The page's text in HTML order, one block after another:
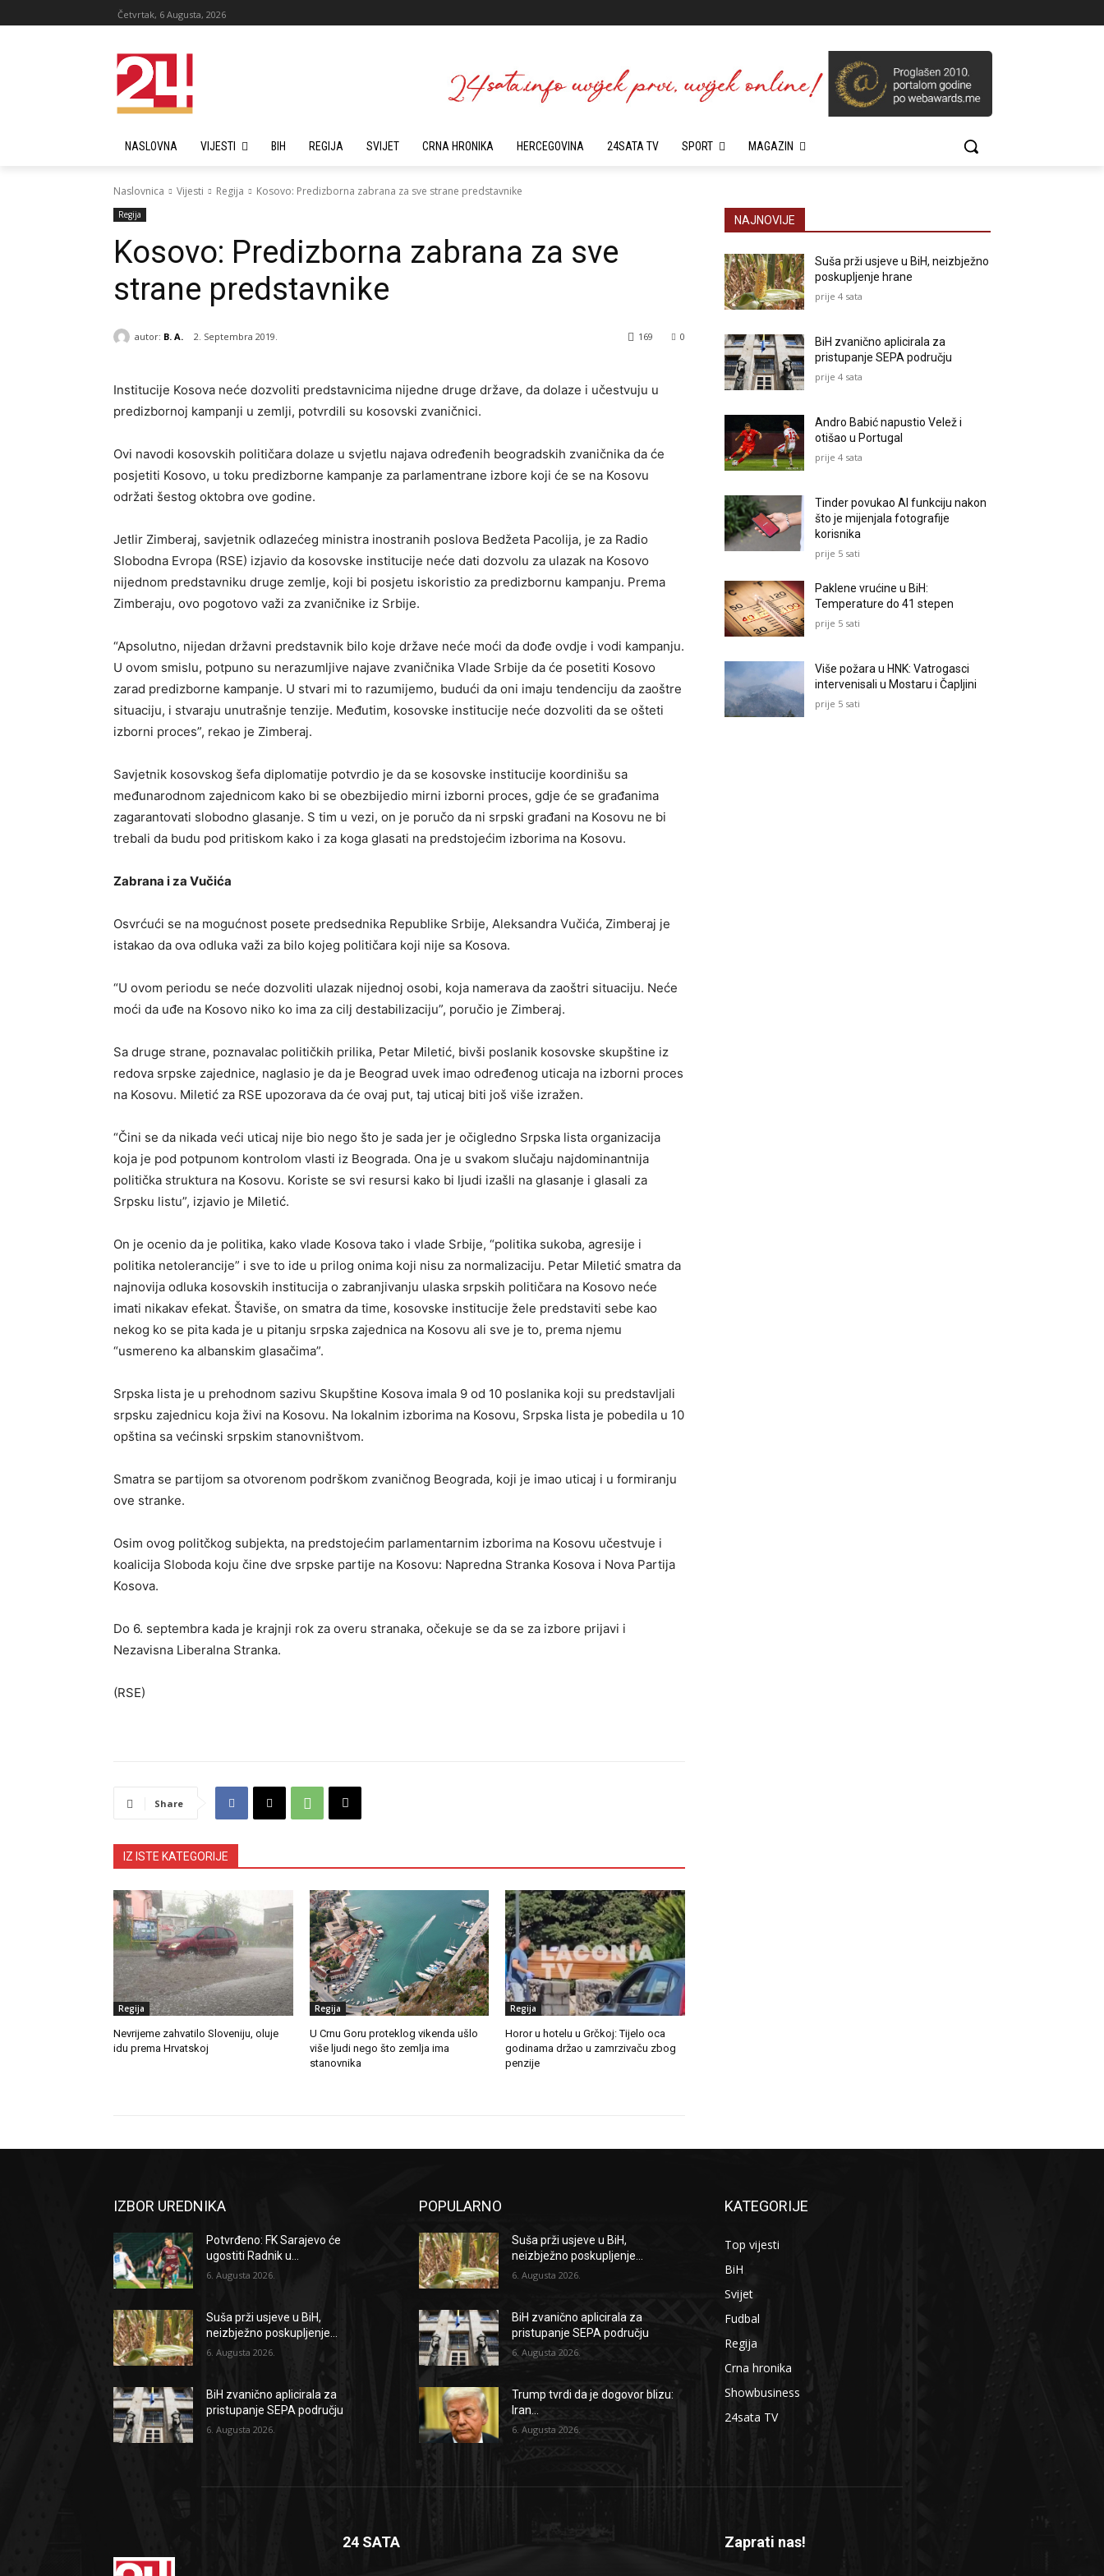
Četvrtak, 6 Augusta, 2026
NASLOVNA VIJESTI BIH REGIJA SVIJET CRNA HRONIKA HERCEGOVINA 24SATA TV SPORT MAGAZIN
Naslovnica Vijesti Regija Kosovo: Predizborna zabrana za sve strane predstavnike
Regija
Kosovo: Predizborna zabrana za sve
strane predstavnike
autor: B. A. 2. Septembra 2019. 0
169
Institucije Kosova neće dozvoliti predstavnicima nijedne druge države, da dolaze i učestvuju u
predizbornoj kampanji u zemlji, potvrdili su kosovski zvaničnici.
Ovi navodi kosovskih političara dolaze u svjetlu najava određenih beogradskih zvaničnika da će
posjetiti Kosovo, u toku predizborne kampanje za parlamentrane izbore koji će se na Kosovu
održati šestog oktobra ove godine.
Jetlir Zimberaj, savjetnik odlazećeg ministra inostranih poslova Bedžeta Pacolija, je za Radio
Slobodna Evropa (RSE) izjavio da kosovske institucije neće dati dozvolu za ulazak na Kosovo
nijednom predstavniku druge zemlje, koji bi posjetu iskoristio za predizbornu kampanju. Prema
Zimberaju, ovo pogotovo važi za zvaničnike iz Srbije.
“Apsolutno, nijedan državni predstavnik bilo koje države neće moći da dođe ovdje i vodi kampanju.
U ovom smislu, potpuno su nerazumljive najave zvaničnika Vlade Srbije da će posetiti Kosovo
zarad predizborne kampanje. U stvari mi to razumijemo, budući da oni imaju tendenciju da zaoštre
situaciju, i stvaraju unutrašnje tenzije. Međutim, kosovske institucije neće dozvoliti da se ošteti
izborni proces”, rekao je Zimberaj.
Savjetnik kosovskog šefa diplomatije potvrdio je da se kosovske institucije koordinišu sa
međunarodnom zajednicom kako bi se obezbijedio mirni izborni proces, gdje će se građanima
zagarantovati slobodno glasanje. S tim u vezi, on je poručo da ni srpski građani na Kosovu ne bi
trebali da budu pod pritiskom kako i za koga glasati na predstojećim izborima na Kosovu.
Zabrana i za Vučića
Osvrćući se na mogućnost posete predsednika Republike Srbije, Aleksandra Vučića, Zimberaj je
istakao da ova odluka važi za bilo kojeg političara koji nije sa Kosova.
“U ovom periodu se neće dozvoliti ulazak nijednoj osobi, koja namerava da zaoštri situaciju. Neće
moći da uđe na Kosovo niko ko ima za cilj destabilizaciju”, poručio je Zimberaj.
Sa druge strane, poznavalac političkih prilika, Petar Miletić, bivši poslanik kosovske skupštine iz
redova srpske zajednice, naglasio je da je Beograd uvek imao određenog uticaja na izborni proces
na Kosovu. Miletić za RSE upozorava da će ovaj put, taj uticaj biti još više izražen.
“Čini se da nikada veći uticaj nije bio nego što je sada jer je očigledno Srpska lista organizacija
koja je pod potpunom kontrolom vlasti iz Beograda. Ona je u svakom slučaju najdominantnija
politička struktura na Kosovu. Koriste se svi resursi kako bi ljudi izašli na glasanje i glasali za
Srpsku listu”, izjavio je Miletić.
On je ocenio da je politika, kako vlade Kosova tako i vlade Srbije, “politika sukoba, agresije i
politika netolerancije” i sve to ide u prilog onima koji nisu za normalizaciju. Petar Miletić smatra da
najnovija odluka kosovskih institucija o zabranjivanju ulaska srpskih političara na Kosovo neće
imati nikakav efekat. Štaviše, on smatra da time, kosovske institucije žele predstaviti sebe kao
nekog ko se pita kada je u pitanju srpska zajednica na Kosovu ali sve je to, prema njemu
“usmereno ka albanskim glasačima”.
Srpska lista je u prehodnom sazivu Skupštine Kosova imala 9 od 10 poslanika koji su predstavljali
srpsku zajednicu koja živi na Kosovu. Na lokalnim izborima na Kosovu, Srpska lista je pobedila u 10
opština sa većinski srpskim stanovništvom.
Smatra se partijom sa otvorenom podrškom zvaničnog Beograda, koji je imao uticaj i u formiranju
ove stranke.
Osim ovog politčkog subjekta, na predstojećim parlamentarnim izborima na Kosovu učestvuje i
koalicija Sloboda koju čine dve srpske partije na Kosovu: Napredna Stranka Kosova i Nova Partija
Kosova.
Do 6. septembra kada je krajnji rok za overu stranaka, očekuje se da se za izbore prijavi i
Nezavisna Liberalna Stranka.
(RSE)
Share
IZ ISTE KATEGORIJE
Regija
Nevrijeme zahvatilo Sloveniju, oluje
idu prema Hrvatskoj
Regija
U Crnu Goru proteklog vikenda ušlo
više ljudi nego što zemlja ima
stanovnika
Regija
Horor u hotelu u Grčkoj: Tijelo oca
godinama držao u zamrzivaču zbog
penzije
NAJNOVIJE
Suša prži usjeve u BiH, neizbježno
poskupljenje hrane
prije 4 sata
BiH zvanično aplicirala za
pristupanje SEPA području
prije 4 sata
Andro Babić napustio Velež i
otišao u Portugal
prije 4 sata
Tinder povukao AI funkciju nakon
što je mijenjala fotografije
korisnika
prije 5 sati
Paklene vrućine u BiH:
Temperature do 41 stepen
prije 5 sati
Više požara u HNK: Vatrogasci
intervenisali u Mostaru i Čapljini
prije 5 sati
IZBOR UREDNIKA
Potvrđeno: FK Sarajevo će
ugostiti Radnik u...
6. Augusta 2026.
Suša prži usjeve u BiH,
neizbježno poskupljenje...
6. Augusta 2026.
BiH zvanično aplicirala za
pristupanje SEPA području
6. Augusta 2026.
POPULARNO
Suša prži usjeve u BiH,
neizbježno poskupljenje...
6. Augusta 2026.
BiH zvanično aplicirala za
pristupanje SEPA području
6. Augusta 2026.
Trump tvrdi da je dogovor blizu:
Iran...
6. Augusta 2026.
KATEGORIJE
Top vijesti
BiH
Svijet
Fudbal
Regija
Crna hronika
Showbusiness
24sata TV
24 SATA Zaprati nas!